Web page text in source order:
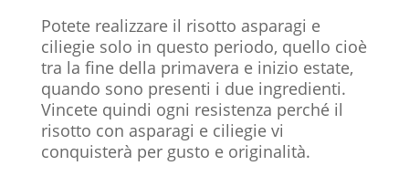
Potete realizzare il risotto asparagi e
ciliegie solo in questo periodo, quello cioè
tra la fine della primavera e inizio estate,
quando sono presenti i due ingredienti.
Vincete quindi ogni resistenza perché il
risotto con asparagi e ciliegie vi
conquisterà per gusto e originalità.